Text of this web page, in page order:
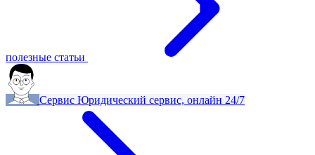
полезные статьи
Сервис Юридический сервис, онлайн 24/7